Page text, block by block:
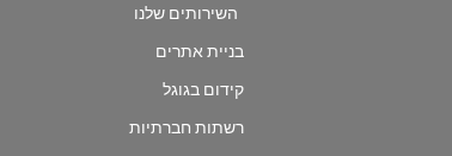
השירותים שלנו
בניית אתרים
קידום בגוגל
רשתות חברתיות